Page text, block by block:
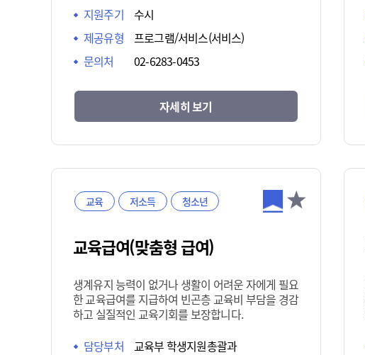
지원주기
수시
제공유형
프로그램/서비스(서비스)
문의처
02-6283-0453
자세히 보기
교육 저소득 청소년
교육급여(맞춤형 급여)
생계유지 능력이 없거나 생활이 어려운 자에게 필요
한 교육급여를 지급하여 빈곤층 교육비 부담을 경감
하고 실질적인 교육기회를 보장합니다.
담당부처
교육부 학생지원총괄과